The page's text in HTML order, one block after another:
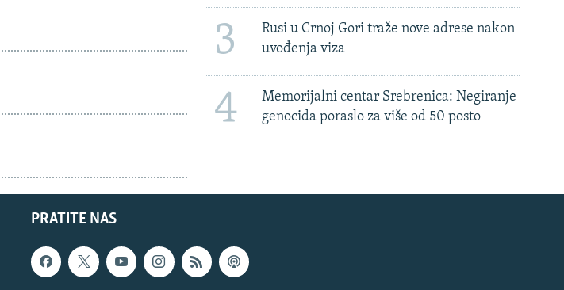
3
Rusi u Crnoj Gori traže nove adrese nakon
uvođenja viza
4
Memorijalni centar Srebrenica: Negiranje
genocida poraslo za više od 50 posto
PRATITE NAS